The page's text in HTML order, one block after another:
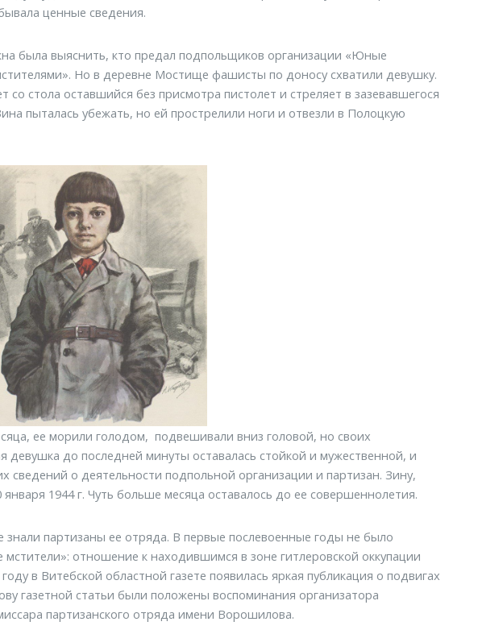
ценные сведения.
была выяснить, кто предал подпольщиков организации «Юные
Но в деревне Мостище фашисты по доносу схватили девушку.
со стола оставшийся без присмотра пистолет и стреляет в зазевавшегося
пыталась убежать, но ей прострелили ноги и отвезли в Полоцкую
ее морили голодом, подвешивали вниз головой, но своих
до последней минуты оставалась стойкой и мужественной, и
сведений о деятельности подпольной организации и партизан. Зину,
1944 г. Чуть больше месяца оставалось до ее совершеннолетия.
знали партизаны ее отряда. В первые послевоенные годы не было
отношение к находившимся в зоне гитлеровской оккупации
в Витебской областной газете появилась яркая публикация о подвигах
газетной статьи были положены воспоминания организатора
партизанского отряда имени Ворошилова.